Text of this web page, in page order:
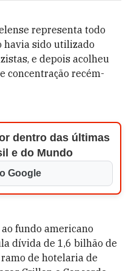
representa todo
havia sido utilizado
e depois acolheu
concentração recém-
dentro das últimas
e do Mundo
Google
fundo americano
dívida de 1,6 bilhão de
de hotelaria de